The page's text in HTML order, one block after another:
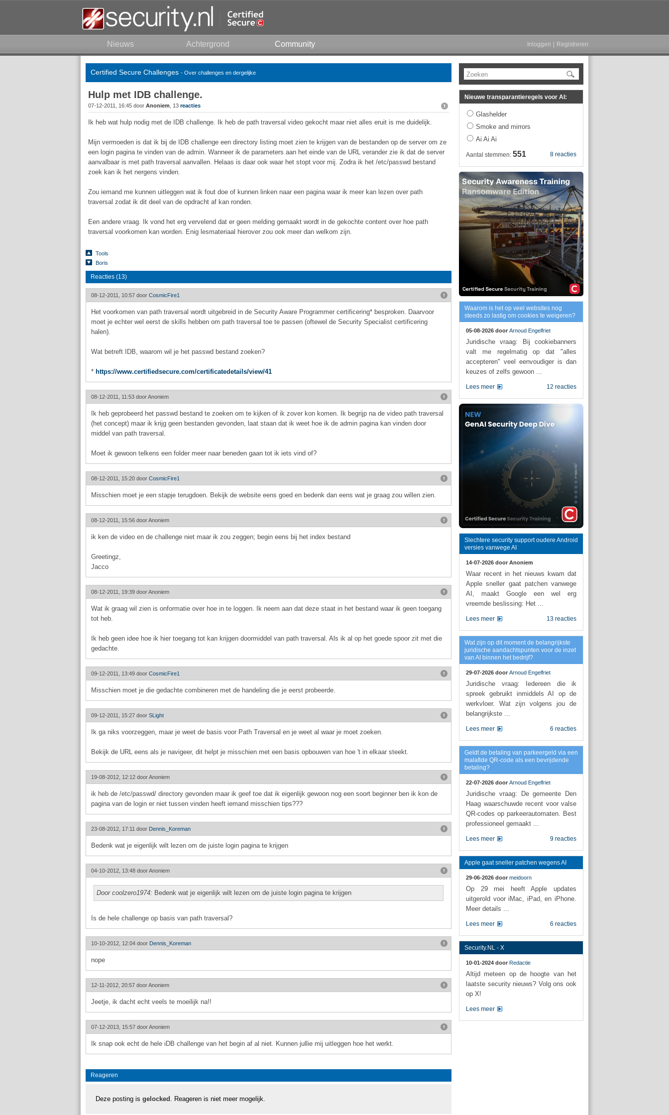
Nieuws Achtergrond Community Inloggen Registreren
Certified Secure Challenges - Over challenges en dergelijke
Hulp met IDB challenge.
07-12-2011, 16:45 door Anoniem , 13 reacties
Ik heb wat hulp nodig met de IDB challenge. Ik heb de path traversal video gekocht maar niet alles eruit is me duidelijk.
Mijn vermoeden is dat ik bij de IDB challenge een directory listing moet zien te krijgen van de bestanden op de server om ze
een login pagina te vinden van de admin. Wanneer ik de parameters aan het einde van de URL verander zie ik dat de server
aanvalbaar is met path traversal aanvallen. Helaas is daar ook waar het stopt voor mij. Zodra ik het /etc/passwd bestand
zoek kan ik het nergens vinden.
Zou iemand me kunnen uitleggen wat ik fout doe of kunnen linken naar een pagina waar ik meer kan lezen over path
traversal zodat ik dit deel van de opdracht af kan ronden.
Een andere vraag. Ik vond het erg vervelend dat er geen melding gemaakt wordt in de gekochte content over hoe path
traversal voorkomen kan worden. Enig lesmateriaal hierover zou ook meer dan welkom zijn.
Tools
Boris
Reacties (13)
08-12-2011, 10:57 door CosmicFire1
Het voorkomen van path traversal wordt uitgebreid in de Security Aware Programmer certificering* besproken. Daarvoor
moet je echter wel eerst de skills hebben om path traversal toe te passen (oftewel de Security Specialist certificering
halen).
Wat betreft IDB, waarom wil je het passwd bestand zoeken?
* https://www.certifiedsecure.com/certificatedetails/view/41
08-12-2011, 11:53 doorAnoniem
Ik heb geprobeerd het passwd bestand te zoeken om te kijken of ik zover kon komen. Ik begrijp na de video path traversal
(het concept) maar ik krijg geen bestanden gevonden, laat staan dat ik weet hoe ik de admin pagina kan vinden door
middel van path traversal.
Moet ik gewoon telkens een folder meer naar beneden gaan tot ik iets vind of?
08-12-2011, 15:20 door CosmicFire1
Misschien moet je een stapje terugdoen. Bekijk de website eens goed en bedenk dan eens wat je graag zou willen zien.
08-12-2011, 15:56 doorAnoniem
ik ken de video en de challenge niet maar ik zou zeggen; begin eens bij het index bestand
Greetingz,
Jacco
08-12-2011, 19:39 doorAnoniem
Wat ik graag wil zien is onformatie over hoe in te loggen. Ik neem aan dat deze staat in het bestand waar ik geen toegang
tot heb.
Ik heb geen idee hoe ik hier toegang tot kan krijgen doormiddel van path traversal. Als ik al op het goede spoor zit met die
gedachte.
09-12-2011, 13:49 door CosmicFire1
Misschien moet je die gedachte combineren met de handeling die je eerst probeerde.
09-12-2011, 15:27 door SLight
Ik ga niks voorzeggen, maar je weet de basis voor Path Traversal en je weet al waar je moet zoeken.
Bekijk de URL eens als je navigeer, dit helpt je misschien met een basis opbouwen van hoe 't in elkaar steekt.
19-08-2012, 12:12 doorAnoniem
ik heb de /etc/passwd/ directory gevonden maar ik geef toe dat ik eigenlijk gewoon nog een soort beginner ben ik kon de
pagina van de login er niet tussen vinden heeft iemand misschien tips???
23-08-2012, 17:11 door Dennis_Koreman
Bedenk wat je eigenlijk wilt lezen om de juiste login pagina te krijgen
04-10-2012, 13:48 doorAnoniem
Door coolzero1974: Bedenk wat je eigenlijk wilt lezen om de juiste login pagina te krijgen
Is de hele challenge op basis van path traversal?
10-10-2012, 12:04 door Dennis_Koreman
nope
12-11-2012, 20:57 doorAnoniem
Jeetje, ik dacht echt veels te moeilijk na!!
07-12-2013, 15:57 doorAnoniem
Ik snap ook echt de hele iDB challenge van het begin af al niet. Kunnen jullie mij uitleggen hoe het werkt.
Reageren
Deze posting is gelocked . Reageren is niet meer mogelijk.
Zoeken
Nieuwe transparantieregels voor AI:
Glashelder
Smoke and mirrors
Ai Ai Ai
8 reacties
Aantal stemmen: 551
Waarom is het op veel websites nog
steeds zo lastig om cookies te weigeren?
05-08-2026 door Arnoud Engelfriet
Juridische vraag: Bij cookiebanners
valt me regelmatig op dat "alles
accepteren" veel eenvoudiger is dan
keuzes of zelfs gewoon ...
12 reacties
Lees meer
Slechtere security support oudere Android
versies vanwege AI
14-07-2026 door Anoniem
Waar recent in het nieuws kwam dat
Apple sneller gaat patchen vanwege
AI, maakt Google een wel erg
vreemde beslissing: Het ...
13 reacties
Lees meer
Wat zijn op dit moment de belangrijkste
juridische aandachtspunten voor de inzet
van AI binnen het bedrijf?
29-07-2026 door Arnoud Engelfriet
Juridische vraag: Iedereen die ik
spreek gebruikt inmiddels AI op de
werkvloer. Wat zijn volgens jou de
belangrijkste ...
6 reacties
Lees meer
Geldt de betaling van parkeergeld via een
malafide QR-code als een bevrijdende
betaling?
22-07-2026 door Arnoud Engelfriet
Juridische vraag: De gemeente Den
Haag waarschuwde recent voor valse
QR-codes op parkeerautomaten. Best
professioneel gemaakt ...
9 reacties
Lees meer
Apple gaat sneller patchen wegens AI
29-06-2026 door meidoorn
Op 29 mei heeft Apple updates
uitgerold voor iMac, iPad, en iPhone.
Meer details ...
6 reacties
Lees meer
Security.NL - X
10-01-2024 door Redactie
Altijd meteen op de hoogte van het
laatste security nieuws? Volg ons ook
op X!
Lees meer